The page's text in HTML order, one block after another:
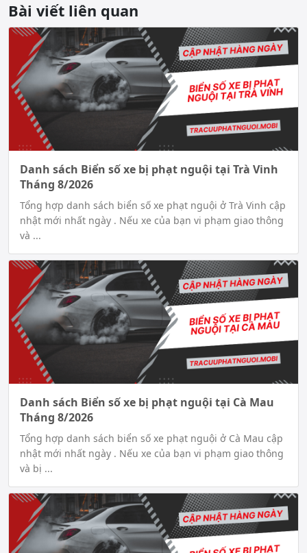
Bài viết liên quan
Danh sách Biển số xe bị phạt nguội tại Trà Vinh
Tháng 8/2026
Tổng hợp danh sách biển số xe phạt nguội ở Trà Vinh cập
nhật mới nhất ngày . Nếu xe của bạn vi phạm giao thông
và ...
Danh sách Biển số xe bị phạt nguội tại Cà Mau
Tháng 8/2026
Tổng hợp danh sách biển số xe phạt nguội ở Cà Mau cập
nhật mới nhất ngày . Nếu xe của bạn vi phạm giao thông
và bị ...